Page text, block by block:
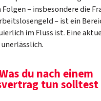
– insbesondere die
– ist ein
im Fluss ist. Eine
du nach einem
tun solltest